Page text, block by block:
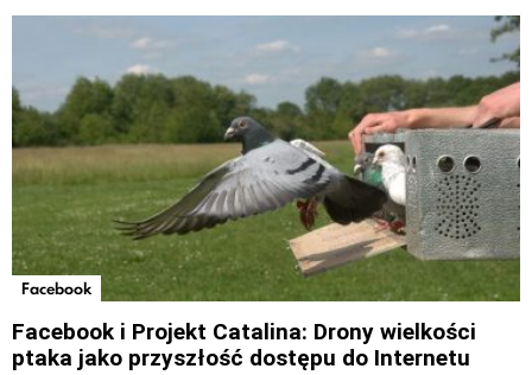
Facebook
Facebook i Projekt Catalina: Drony wielkości
ptaka jako przyszłość dostępu do Internetu